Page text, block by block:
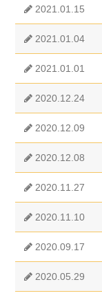
2021.01.15
2021.01.04
2021.01.01
2020.12.24
2020.12.09
2020.12.08
2020.11.27
2020.11.10
2020.09.17
2020.05.29